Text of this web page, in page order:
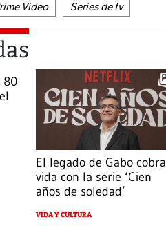
Video Series de tv
80
El legado de Gabo cobra
vida con la serie ‘Cien
años de soledad’
VIDA Y CULTURA